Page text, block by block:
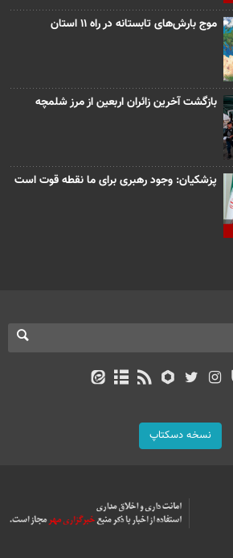
موج بارش‌های تابستانه در راه ۱۱ استان
بازگشت آخرین زائران اربعین از مرز شلمچه
پزشکیان: وجود رهبری برای ما نقطه قوت است
نسخه دسکتاپ